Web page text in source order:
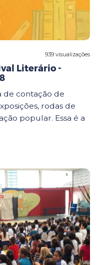
939 visualizações
Literário -
contação de
rodas de
popular. Essa é a